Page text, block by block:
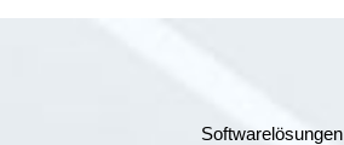
Softwarelösungen